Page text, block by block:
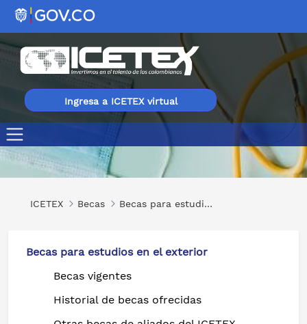
Ingresa a ICETEX virtual
Administrative Innovations - E-Hospital And E-Nam
ICETEX Becas Becas para estudios en el exterior
Becas para estudios en el exterior
Becas vigentes
Historial de becas ofrecidas